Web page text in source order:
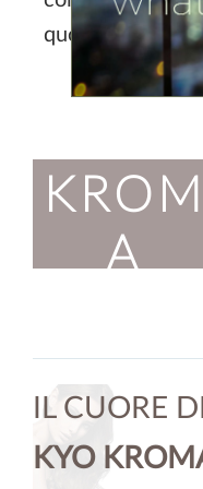
KROM
A
quotidiano.
IL CUORE DI
KYO